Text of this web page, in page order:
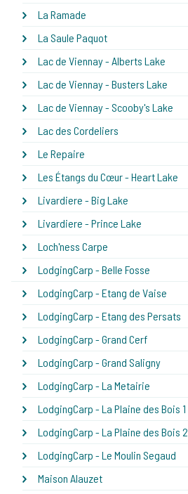
La Ramade
La Saule Paquot
Lac de Viennay - Alberts Lake
Lac de Viennay - Busters Lake
Lac de Viennay - Scooby's Lake
Lac des Cordeliers
Le Repaire
Les Étangs du Cœur - Heart Lake
Livardiere - Big Lake
Livardiere - Prince Lake
Loch'ness Carpe
LodgingCarp - Belle Fosse
LodgingCarp - Etang de Vaise
LodgingCarp - Etang des Persats
LodgingCarp - Grand Cerf
LodgingCarp - Grand Saligny
LodgingCarp - La Metairie
LodgingCarp - La Plaine des Bois 1
LodgingCarp - La Plaine des Bois 2
LodgingCarp - Le Moulin Segaud
Maison Alauzet